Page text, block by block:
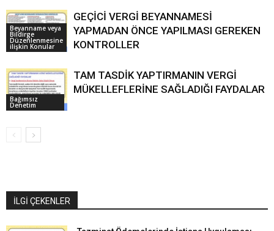
Beyanname veya
Bildirge
Düzenlenmesine
ilişkin Konular
GEÇİCİ VERGİ BEYANNAMESİ
YAPMADAN ÖNCE YAPILMASI GEREKEN
KONTROLLER
Bağımsız
Denetim
TAM TASDİK YAPTIRMANIN VERGİ
MÜKELLEFLERİNE SAĞLADIĞI FAYDALAR
İLGİ ÇEKENLER